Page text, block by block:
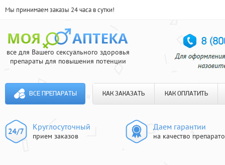
Мы принимаем заказы 24 часа в сутки!
все для Вашего сексуального здоровья
препараты для повышения потенции
ВСЕ ПРЕПАРАТЫ КАК ЗАКАЗАТЬ КАК ОПЛАТИТЬ
Круглосуточный
прием заказов
Даем гарантии
на качество